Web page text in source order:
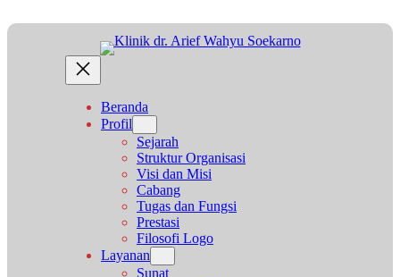
ke
Beranda
Profil
Sejarah
Struktur Organisasi
Visi dan Misi
Cabang
Tugas dan Fungsi
Prestasi
Filosofi Logo
Layanan
Sunat